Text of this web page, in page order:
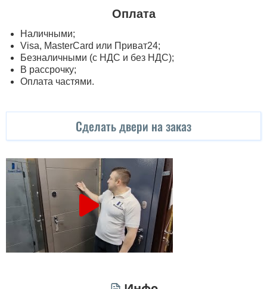
Оплата
Наличными;
Visa, MasterСard или Приват24;
Безналичными (с НДС и без НДС);
В рассрочку;
Оплата частями.
Сделать двери на заказ